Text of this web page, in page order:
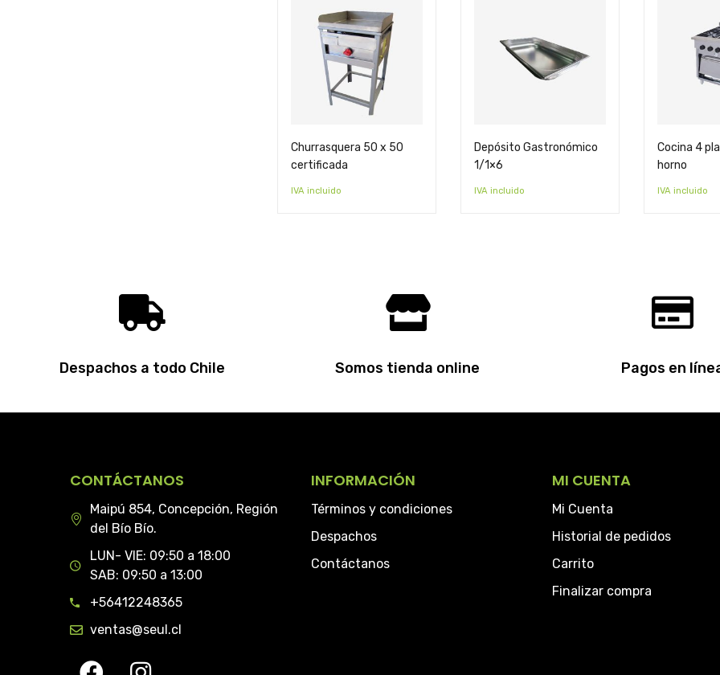
Churrasquera 50 x 50
certificada
IVA incluido
Depósito Gastronómico
1/1×6
IVA incluido
Cocina 4
horno
IVA incluido
Despachos a todo Chile Somos tienda online Pagos en
CONTÁCTANOS
Maipú 854, Concepción, Región
del Bío Bío.
LUN- VIE: 09:50 a 18:00
SAB: 09:50 a 13:00
+56412248365
ventas@seul.cl
INFORMACIÓN
Términos y condiciones
Despachos
Contáctanos
MI CUENTA
Mi Cuenta
Historial de pedidos
Carrito
Finalizar compra